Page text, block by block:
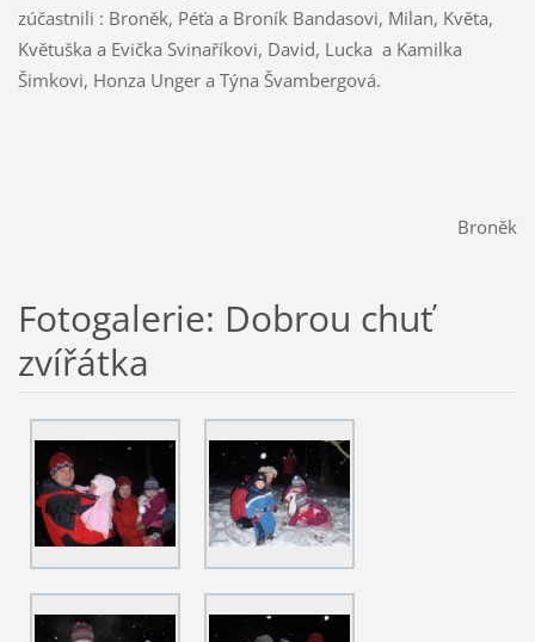
zúčastnili : Broněk, Péťa a Broník Bandasovi, Milan, Květa,
Květuška a Evička Svinaříkovi, David, Lucka a Kamilka
Šimkovi, Honza Unger a Týna Švambergová.
Broněk
Fotogalerie: Dobrou chuť
zvířátka